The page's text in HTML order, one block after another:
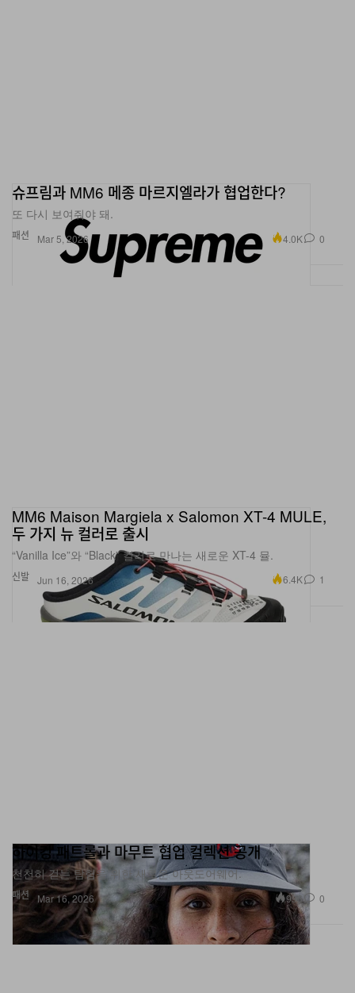
패션
슈프림과 MM6 메종 마르지엘라가 협업한다?
또 다시 보여줘야 돼.
Mar 5, 2026 4.0K 0
신발
MM6 Maison Margiela x Salomon XT-4 MULE,
두 가지 뉴 컬러로 출시
“Vanilla Ice”와 “Black” 컬러로 만나는 새로운 XT-4 뮬.
Jun 16, 2026 6.4K 1
패션
하이킹 패트롤과 마무트 협업 컬렉션 공개
천천히 걷는 탐험을 위한 새로운 아웃도어웨어.
Mar 16, 2026 996 0